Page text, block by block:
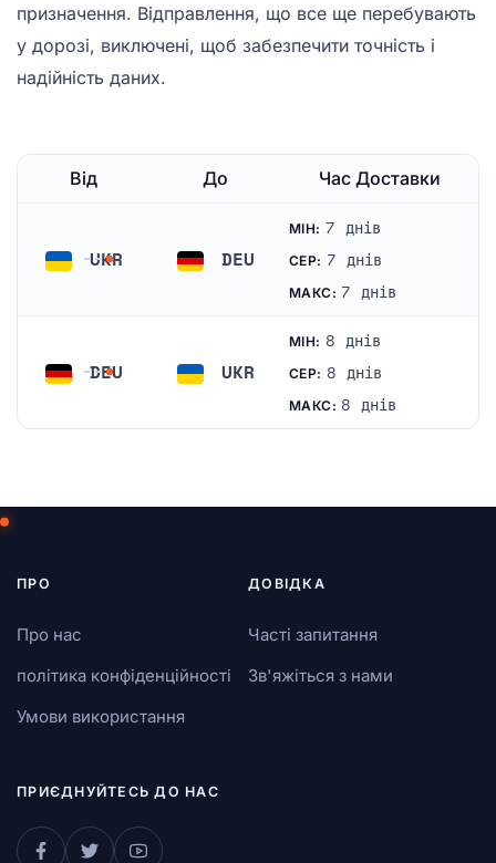
призначення. Відправлення, що все ще перебувають
у дорозі, виключені, щоб забезпечити точність і
надійність даних.
Від До Час Доставки
UKR DEU
МІН: 7 днів
СЕР: 7 днів
МАКС: 7 днів
DEU UKR
МІН: 8 днів
СЕР: 8 днів
МАКС: 8 днів
ПРО
Про нас
політика конфіденційності
Умови використання
ДОВІДКА
Часті запитання
Зв'яжіться з нами
ПРИЄДНУЙТЕСЬ ДО НАС